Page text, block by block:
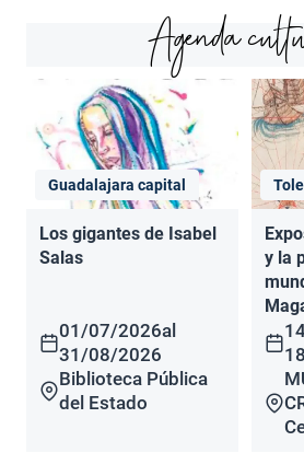
Agenda
Guadalajara capital
Los gigantes de Isabel
Salas
01/07/2026al
31/08/2026
Biblioteca Pública
del Estado
y la